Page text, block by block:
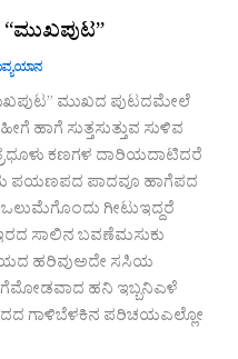
ಮುಖದ ಪುಟದಮೇಲೆ
ಹಾಗೆ ಸುತ್ತಸುತ್ತುವ ಸುಳಿವ
ಕಣಗಳ ದಾರಿಯದಾಟಿದರೆ
ಪಯಣಪದ ಪಾದವೂ ಹಾಗೆಪದ
ಗೀಟುಇದ್ದರೆ
ಸಾಲಿನ ಬವಣೆಮಸುಕು
ಹರಿವುಅದೇ ಸಸಿಯ
ಹನಿ ಇಬ್ಬನಿಎಳೆ
ಗಾಳಿಬೆಳಕಿನ ಪರಿಚಯಎಲ್ಲೋ